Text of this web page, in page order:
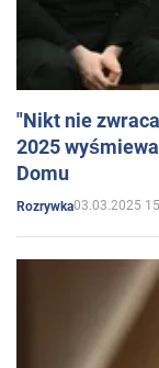
"Nikt nie
2025
Domu
Rozrywka03.03.2025